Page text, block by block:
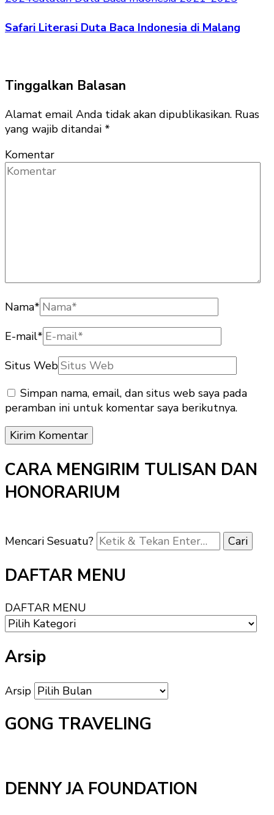
Safari Literasi Duta Baca Indonesia di Malang
Tinggalkan Balasan
Alamat email Anda tidak akan dipublikasikan. Ruas
yang wajib ditandai *
Komentar
Nama*
E-mail*
Situs Web
Simpan nama, email, dan situs web saya pada
peramban ini untuk komentar saya berikutnya.
CARA MENGIRIM TULISAN DAN
HONORARIUM
Mencari Sesuatu?
DAFTAR MENU
DAFTAR MENU
Arsip
Arsip
GONG TRAVELING
DENNY JA FOUNDATION